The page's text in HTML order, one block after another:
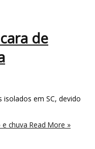
de
isolados em SC, devido
chuva Read More »